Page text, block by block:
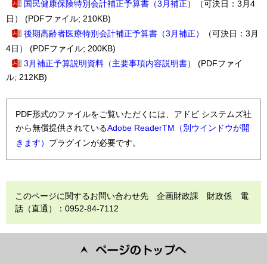
国民健康保険特別会計補正予算書（3月補正）（可決日：3月4
日）
(PDFファイル; 210KB)
後期高齢者医療特別会計補正予算書（3月補正）
（可決日：3月
4日）
(PDFファイル; 200KB)
3月補正予算説明資料（主要事項内容説明書）
(PDFファイ
ル; 212KB)
PDF形式のファイルをご覧いただくには、アドビ システムズ社
から無償提供されているAdobe ReaderTM（別ウインドウが開
きます） プラグインが必要です。
このページに関するお問い合わせ先 企画財政課 財政係 電
話（直通）：0952-84-7112